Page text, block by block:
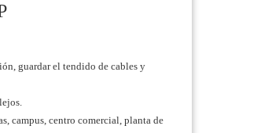
guardar el tendido de cables y
campus, centro comercial, planta de